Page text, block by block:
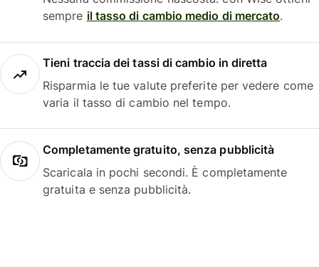
sempre il tasso di cambio medio di mercato.
Tieni traccia dei tassi di cambio in diretta
Risparmia le tue valute preferite per vedere come
varia il tasso di cambio nel tempo.
Completamente gratuito, senza pubblicità
Scaricala in pochi secondi. È completamente
gratuita e senza pubblicità.